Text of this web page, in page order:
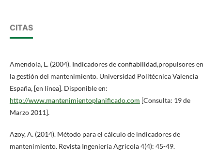
CITAS
Amendola, L. (2004). Indicadores de confiabilidad,propulsores en
la gestión del mantenimiento. Universidad Politécnica Valencia
España, [en línea]. Disponible en:
http://www.mantenimientoplanificado.com [Consulta: 19 de
Marzo 2011].
Azoy, A. (2014). Método para el cálculo de indicadores de
mantenimiento. Revista Ingeniería Agricola 4(4): 45-49.